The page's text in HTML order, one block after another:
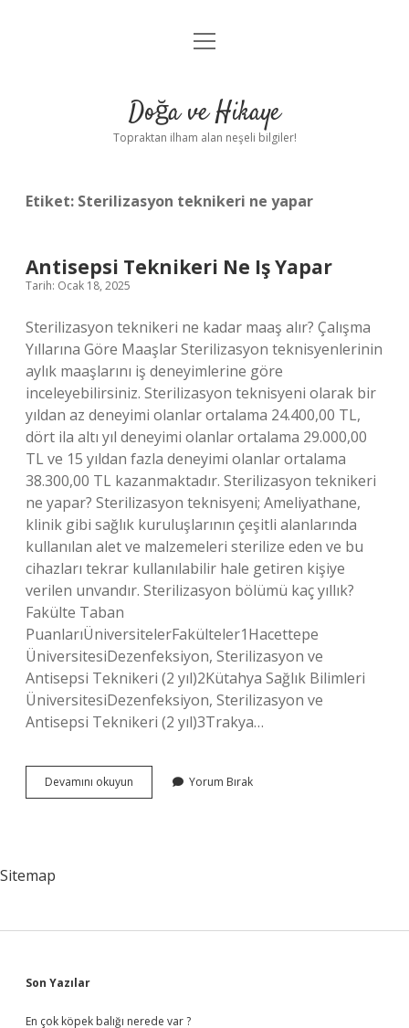
Anasayfa
Yasal Uyarı
menüyü
Doğa ve Hikaye
Topraktan ilham alan neşeli bilgiler!
Etiket: Sterilizasyon teknikeri ne yapar
Antisepsi Teknikeri Ne Iş Yapar
Tarih: Ocak 18, 2025
Sterilizasyon teknikeri ne kadar maaş alır? Çalışma
Yıllarına Göre Maaşlar Sterilizasyon teknisyenlerinin
aylık maaşlarını iş deneyimlerine göre
inceleyebilirsiniz. Sterilizasyon teknisyeni olarak bir
yıldan az deneyimi olanlar ortalama 24.400,00 TL,
dört ila altı yıl deneyimi olanlar ortalama 29.000,00
TL ve 15 yıldan fazla deneyimi olanlar ortalama
38.300,00 TL kazanmaktadır. Sterilizasyon teknikeri
ne yapar? Sterilizasyon teknisyeni; Ameliyathane,
klinik gibi sağlık kuruluşlarının çeşitli alanlarında
kullanılan alet ve malzemeleri sterilize eden ve bu
cihazları tekrar kullanılabilir hale getiren kişiye
verilen unvandır. Sterilizasyon bölümü kaç yıllık?
Fakülte Taban
PuanlarıÜniversitelerFakülteler1Hacettepe
ÜniversitesiDezenfeksiyon, Sterilizasyon ve
Antisepsi Teknikeri (2 yıl)2Kütahya Sağlık Bilimleri
ÜniversitesiDezenfeksiyon, Sterilizasyon ve
Antisepsi Teknikeri (2 yıl)3Trakya…
Devamını okuyun Antisepsi
Teknikeri
Yorum Bırak
Sitemap
Sidebar
Son Yazılar
En çok köpek balığı nerede var ?